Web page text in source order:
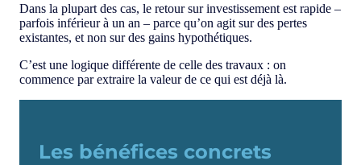
Dans la plupart des cas, le retour sur investissement est rapide –
parfois inférieur à un an – parce qu’on agit sur des pertes
existantes, et non sur des gains hypothétiques.
C’est une logique différente de celle des travaux : on
commence par extraire la valeur de ce qui est déjà là.
Les bénéfices concrets